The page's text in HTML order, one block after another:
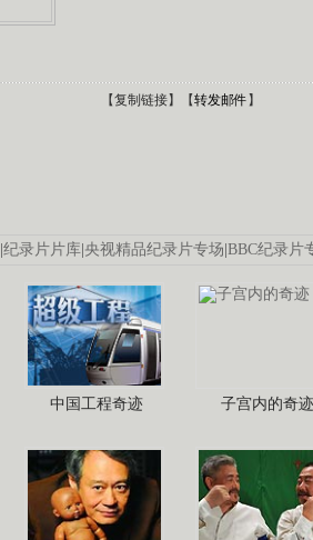
【复制链接】【转发邮件】
|纪录片片库|央视精品纪录片专场|BBC纪录片
中国工程奇迹 子宫内的奇迹